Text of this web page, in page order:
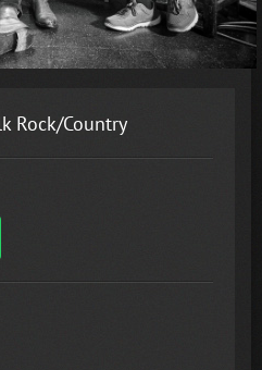
Rock/Country